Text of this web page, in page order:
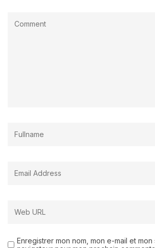
Enregistrer mon nom, mon e-mail et mon